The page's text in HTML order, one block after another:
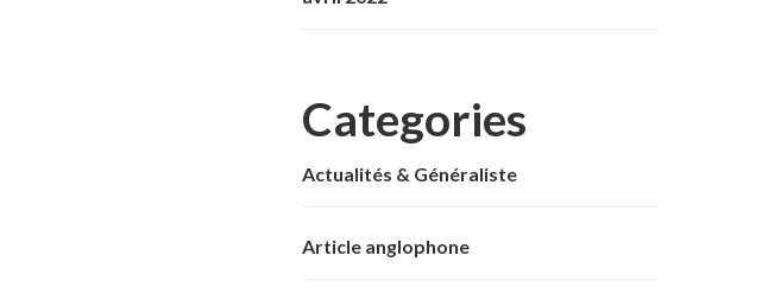
Categories
Actualités & Généraliste
Article anglophone